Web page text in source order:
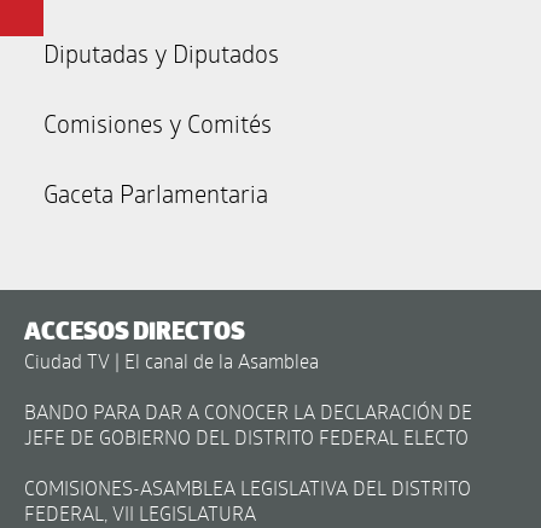
Diputadas y Diputados
Comisiones y Comités
Gaceta Parlamentaria
ACCESOS DIRECTOS
Ciudad TV | El canal de la Asamblea
BANDO PARA DAR A CONOCER LA DECLARACIÓN DE
JEFE DE GOBIERNO DEL DISTRITO FEDERAL ELECTO
COMISIONES-ASAMBLEA LEGISLATIVA DEL DISTRITO
FEDERAL, VII LEGISLATURA